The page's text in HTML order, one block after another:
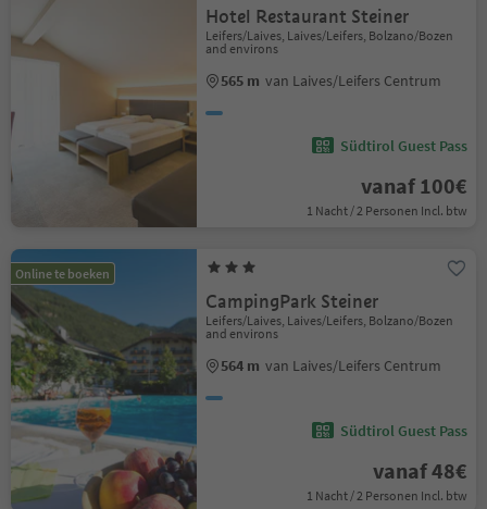
Hotel Restaurant Steiner
Leifers/Laives, Laives/Leifers, Bolzano/Bozen
and environs
565 m van Laives/Leifers Centrum
Südtirol Guest Pass
vanaf 100€
1 Nacht / 2 Personen Incl. btw
Online te boeken
CampingPark Steiner
Leifers/Laives, Laives/Leifers, Bolzano/Bozen
and environs
564 m van Laives/Leifers Centrum
Südtirol Guest Pass
vanaf 48€
1 Nacht / 2 Personen Incl. btw